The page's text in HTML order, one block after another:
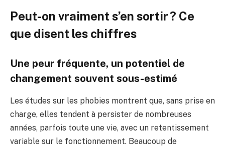
Peut-on vraiment s’en sortir ? Ce
que disent les chiffres
Une peur fréquente, un potentiel de
changement souvent sous-estimé
Les études sur les phobies montrent que, sans prise en
charge, elles tendent à persister de nombreuses
années, parfois toute une vie, avec un retentissement
variable sur le fonctionnement. Beaucoup de